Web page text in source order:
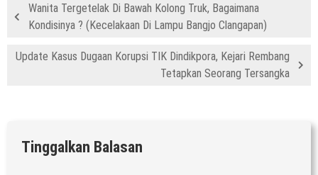
Wanita Tergetelak Di Bawah Kolong Truk, Bagaimana
Kondisinya ? (Kecelakaan Di Lampu Bangjo Clangapan)
Update Kasus Dugaan Korupsi TIK Dindikpora, Kejari Rembang
Tetapkan Seorang Tersangka
Tinggalkan Balasan